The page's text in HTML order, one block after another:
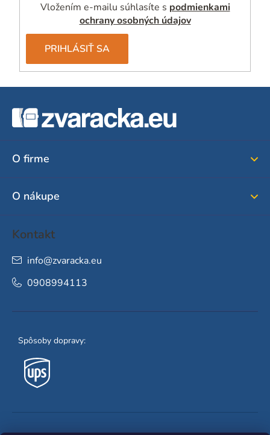
Vložením e-mailu súhlasíte s podmienkami
ochrany osobných údajov
PRIHLÁSIŤ SA
O firme
O nákupe
Kontakt
info@zvaracka.eu
0908994113
Spôsoby dopravy: